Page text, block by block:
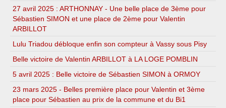
27 avril 2025 : ARTHONNAY - Une belle place de 3ème pour
Sébastien SIMON et une place de 2ème pour Valentin
ARBILLOT
Lulu Triadou débloque enfin son compteur à Vassy sous Pisy
Belle victoire de Valentin ARBILLOT à LA LOGE POMBLIN
5 avril 2025 : Belle victoire de Sébastien SIMON à ORMOY
23 mars 2025 - Belles première place pour Valentin et 3ème
place pour Sébastien au prix de la commune et du Bi1